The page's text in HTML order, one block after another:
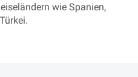
wie Spanien,